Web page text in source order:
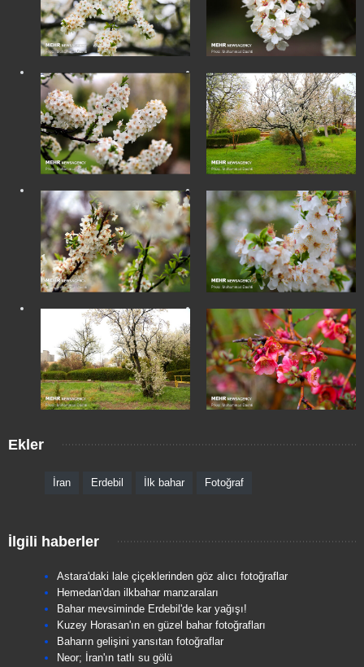
Ekler
İran Erdebil İlk bahar Fotoğraf
İlgili haberler
Astara'daki lale çiçeklerinden göz alıcı fotoğraflar
Hemedan'dan ilkbahar manzaraları
Bahar mevsiminde Erdebil'de kar yağışı!
Kuzey Horasan'ın en güzel bahar fotoğrafları
Baharın gelişini yansıtan fotoğraflar
Neor; İran'ın tatlı su gölü